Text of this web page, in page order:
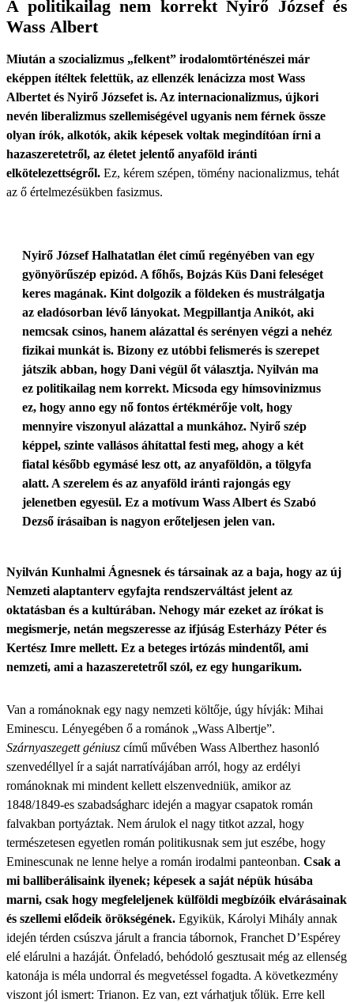
A politikailag nem korrekt Nyirő József és
Wass Albert
Miután a szocializmus „felkent” irodalomtörténészei már
eképpen ítéltek felettük, az ellenzék lenácizza most Wass
Albertet és Nyirő Józsefet is. Az internacionalizmus, újkori
nevén liberalizmus szellemiségével ugyanis nem férnek össze
olyan írók, alkotók, akik képesek voltak megindítóan írni a
hazaszeretetről, az életet jelentő anyaföld iránti
elkötelezettségről. Ez, kérem szépen, tömény nacionalizmus, tehát
az ő értelmezésükben fasizmus.
Nyirő József Halhatatlan élet című regényében van egy
gyönyörűszép epizód. A főhős, Bojzás Küs Dani feleséget
keres magának. Kint dolgozik a földeken és mustrálgatja
az eladósorban lévő lányokat. Megpillantja Anikót, aki
nemcsak csinos, hanem alázattal és serényen végzi a nehéz
fizikai munkát is. Bizony ez utóbbi felismerés is szerepet
játszik abban, hogy Dani végül őt választja. Nyilván ma
ez politikailag nem korrekt. Micsoda egy hímsovinizmus
ez, hogy anno egy nő fontos értékmérője volt, hogy
mennyire viszonyul alázattal a munkához. Nyirő szép
képpel, szinte vallásos áhítattal festi meg, ahogy a két
fiatal később egymásé lesz ott, az anyaföldön, a tölgyfa
alatt. A szerelem és az anyaföld iránti rajongás egy
jelenetben egyesül. Ez a motívum Wass Albert és Szabó
Dezső írásaiban is nagyon erőteljesen jelen van.
Nyilván Kunhalmi Ágnesnek és társainak az a baja, hogy az új
Nemzeti alaptanterv egyfajta rendszerváltást jelent az
oktatásban és a kultúrában. Nehogy már ezeket az írókat is
megismerje, netán megszeresse az ifjúság Esterházy Péter és
Kertész Imre mellett. Ez a beteges irtózás mindentől, ami
nemzeti, ami a hazaszeretetről szól, ez egy hungarikum.
Van a románoknak egy nagy nemzeti költője, úgy hívják: Mihai
Eminescu. Lényegében ő a románok „Wass Albertje”.
Szárnyaszegett géniusz című művében Wass Alberthez hasonló
szenvedéllyel ír a saját narratívájában arról, hogy az erdélyi
románoknak mi mindent kellett elszenvedniük, amikor az
1848/1849-es szabadságharc idején a magyar csapatok román
falvakban portyáztak. Nem árulok el nagy titkot azzal, hogy
természetesen egyetlen román politikusnak sem jut eszébe, hogy
Eminescunak ne lenne helye a román irodalmi panteonban. Csak a
mi balliberálisaink ilyenek; képesek a saját népük húsába
marni, csak hogy megfeleljenek külföldi megbízóik elvárásainak
és szellemi elődeik örökségének. Egyikük, Károlyi Mihály annak
idején térden csúszva járult a francia tábornok, Franchet D’Espérey
elé elárulni a hazáját. Önfeladó, behódoló gesztusait még az ellenség
katonája is méla undorral és megvetéssel fogadta. A következmény
viszont jól ismert: Trianon. Ez van, ezt várhatjuk tőlük. Erre kell